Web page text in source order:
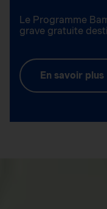
Le Programme
grave gratuite
En savoir plus